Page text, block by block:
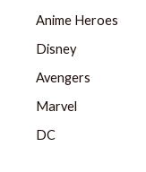
Anime Heroes
Disney
Avengers
Marvel
DC